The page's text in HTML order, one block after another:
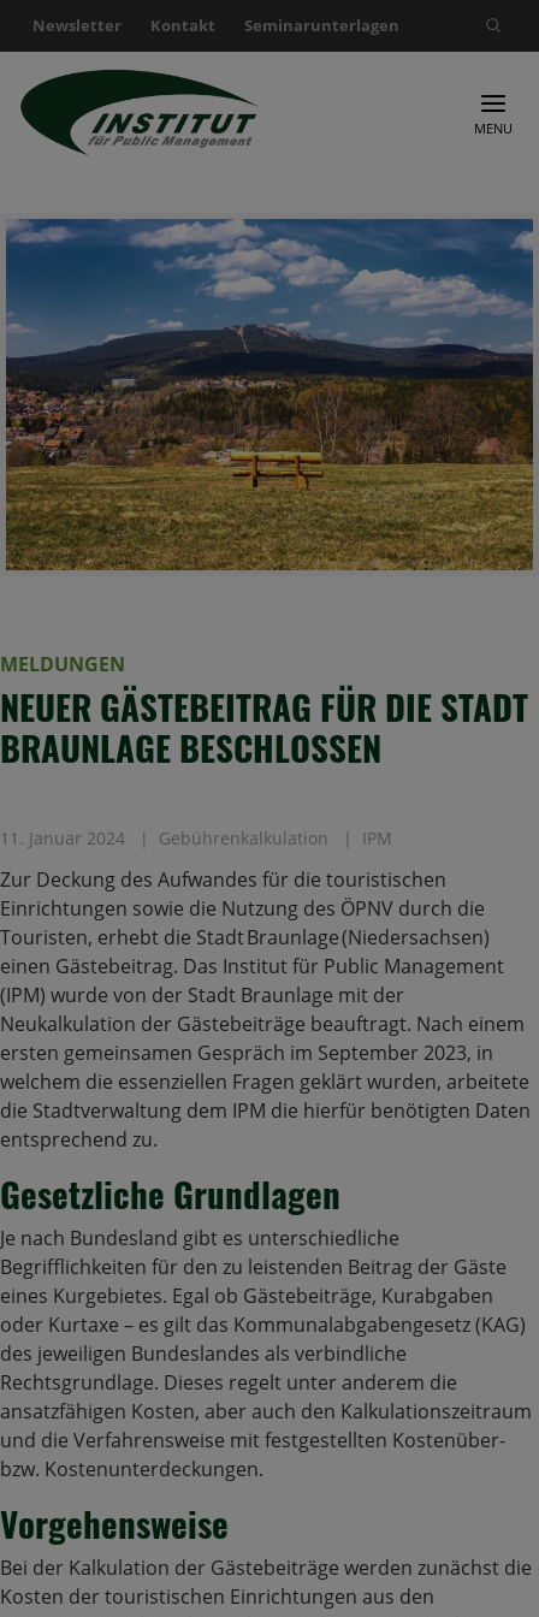
Newsletter Kontakt Seminarunterlagen
Suche nach:
MENU
MELDUNGEN
NEUER GÄSTEBEITRAG FÜR DIE STADT
BRAUNLAGE BESCHLOSSEN
11. Januar 2024 Gebührenkalkulation IPM
Zur Deckung des Aufwandes für die touristischen
Einrichtungen sowie die Nutzung des ÖPNV durch die
Touristen, erhebt die Stadt Braunlage (Niedersachsen)
einen Gästebeitrag. Das Institut für Public Management
(IPM) wurde von der Stadt Braunlage mit der
Neukalkulation der Gästebeiträge beauftragt. Nach einem
ersten gemeinsamen Gespräch im September 2023, in
welchem die essenziellen Fragen geklärt wurden, arbeitete
die Stadtverwaltung dem IPM die hierfür benötigten Daten
entsprechend zu.
Gesetzliche Grundlagen
Je nach Bundesland gibt es unterschiedliche
Begrifflichkeiten für den zu leistenden Beitrag der Gäste
eines Kurgebietes. Egal ob Gästebeiträge, Kurabgaben
oder Kurtaxe – es gilt das Kommunalabgabengesetz (KAG)
des jeweiligen Bundeslandes als verbindliche
Rechtsgrundlage. Dieses regelt unter anderem die
ansatzfähigen Kosten, aber auch den Kalkulationszeitraum
und die Verfahrensweise mit festgestellten Kostenüber-
bzw. Kostenunterdeckungen.
Vorgehensweise
Bei der Kalkulation der Gästebeiträge werden zunächst die
Kosten der touristischen Einrichtungen aus den